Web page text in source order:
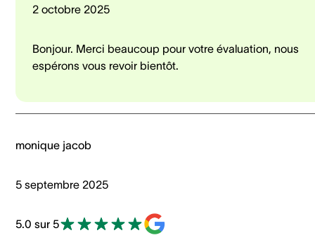
2 octobre 2025
Bonjour. Merci beaucoup pour votre évaluation, nous
espérons vous revoir bientôt.
monique jacob
5 septembre 2025
5.0 sur 5